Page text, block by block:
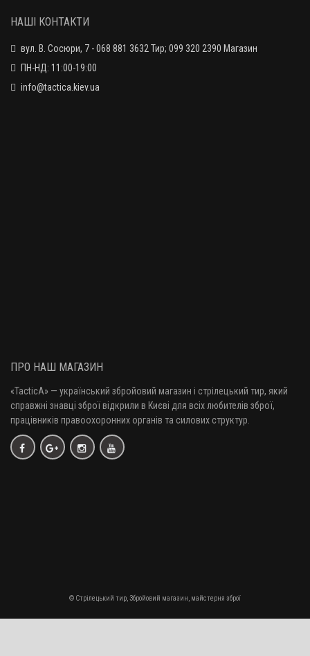
НАШІ КОНТАКТИ
вул. В. Сосюри, 7 - 068 881 3632 Тир; 099 320 2390 Магазин
ПН-НД: 11:00-19:00
info@tactica.kiev.ua
ПРО НАШ МАГАЗИН
«TacticA» — український збройовий магазин і стрілецький тир, який
справжні знавці зброї відкрили в Києві для всіх любителів зброї,
працівників правоохоронних органів та силових структур.
© Стрілецький тир, Збройовий магазин, майстерня зброї